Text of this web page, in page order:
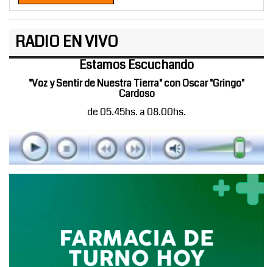
RADIO EN VIVO
Estamos Escuchando
"Voz y Sentir de Nuestra Tierra" con Oscar "Gringo"
Cardoso
de 05.45hs. a 08.00hs.